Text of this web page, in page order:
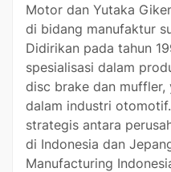
Motor dan Yutaka
di bidang manufaktur
Didirikan pada tahun
spesialisasi dalam
disc brake dan muffler,
dalam industri
strategis antara
di Indonesia dan
Manufacturing